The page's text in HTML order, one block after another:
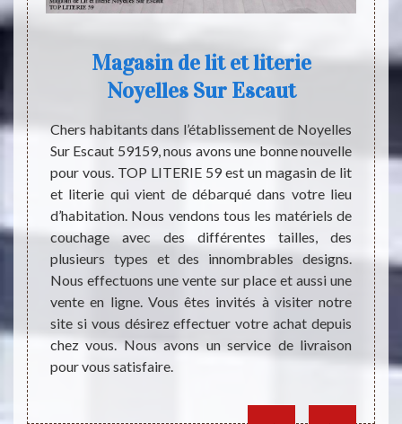
à
la
dû à
lit et
sexe
la
est
Magasin de lit et literie
Noyelles Sur Escaut
Chers habitants dans l’établissement de Noyelles
Sur Escaut 59159, nous avons une bonne nouvelle
pour vous. TOP LITERIE 59 est un magasin de lit
et literie qui vient de débarqué dans votre lieu
d’habitation. Nous vendons tous les matériels de
couchage avec des différentes tailles, des
plusieurs types et des innombrables designs.
Nous effectuons une vente sur place et aussi une
vente en ligne. Vous êtes invités à visiter notre
site si vous désirez effectuer votre achat depuis
chez vous. Nous avons un service de livraison
pour vous satisfaire.
Les
est
ces
coup